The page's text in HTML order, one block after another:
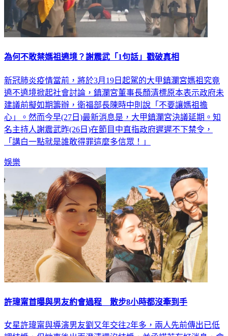
為何不敢禁媽祖遶境？謝震武「1句話」戳破真相
新冠肺炎疫情當前，將於3月19日起駕的大甲鎮瀾宮媽祖究竟
遶不遶境掀起社會討論，鎮瀾宮董事長顏清標原本表示政府未
建議前擬如期籌辦，衛福部長陳時中則說「不要讓媽祖擔
心」。然而今早(27日)最新消息是，大甲鎮瀾宮決議延期。知
名主持人謝震武昨(26日)在節目中直指政府遲遲不下禁令，
「講白一點就是誰敢得罪這麼多信眾！」
娛樂
許瑋甯首曝與男友約會過程 散步8小時都沒牽到手
女星許瑋甯與導演男友劉又年交往2年多，兩人先前傳出已低